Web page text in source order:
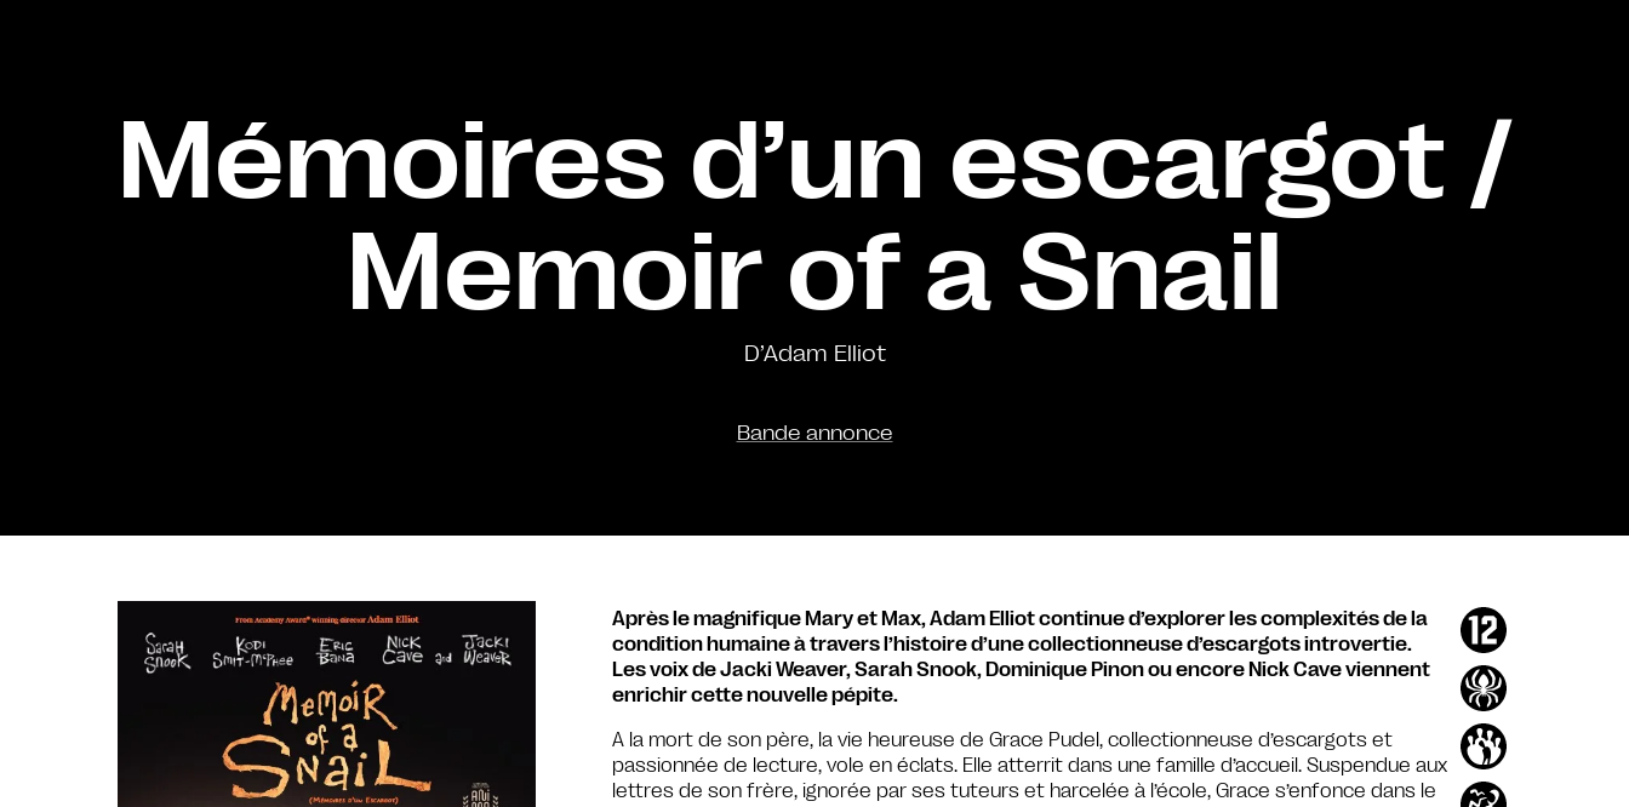
Mémoires d’un escargot /
Memoir of a Snail
D’Adam Elliot
Bande annonce
Après le magnifique Mary et Max, Adam Elliot continue d’explorer les complexités de la
condition humaine à travers l’histoire d’une collectionneuse d’escargots introvertie.
Les voix de Jacki Weaver, Sarah Snook, Dominique Pinon ou encore Nick Cave viennent
enrichir cette nouvelle pépite.
A la mort de son père, la vie heureuse de Grace Pudel, collectionneuse d’escargots et
passionnée de lecture, vole en éclats. Elle atterrit dans une famille d’accueil. Suspendue aux
lettres de son frère, ignorée par ses tuteurs et harcelée à l’école, Grace s’enfonce dans le